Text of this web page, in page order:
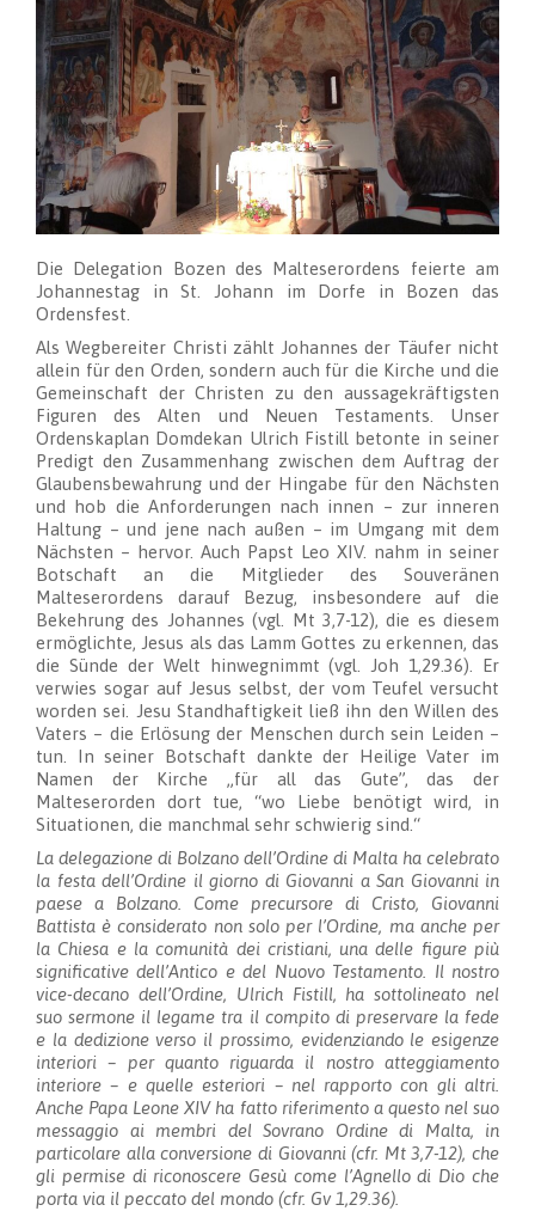
Die Delegation Bozen des Malteserordens feierte am
Johannestag in St. Johann im Dorfe in Bozen das
Ordensfest.
Als Wegbereiter Christi zählt Johannes der Täufer nicht
allein für den Orden, sondern auch für die Kirche und die
Gemeinschaft der Christen zu den aussagekräftigsten
Figuren des Alten und Neuen Testaments. Unser
Ordenskaplan Domdekan Ulrich Fistill betonte in seiner
Predigt den Zusammenhang zwischen dem Auftrag der
Glaubensbewahrung und der Hingabe für den Nächsten
und hob die Anforderungen nach innen – zur inneren
Haltung – und jene nach außen – im Umgang mit dem
Nächsten – hervor. Auch Papst Leo XIV. nahm in seiner
Botschaft an die Mitglieder des Souveränen
Malteserordens darauf Bezug, insbesondere auf die
Bekehrung des Johannes (vgl. Mt 3,7-12), die es diesem
ermöglichte, Jesus als das Lamm Gottes zu erkennen, das
die Sünde der Welt hinwegnimmt (vgl. Joh 1,29.36). Er
verwies sogar auf Jesus selbst, der vom Teufel versucht
worden sei. Jesu Standhaftigkeit ließ ihn den Willen des
Vaters – die Erlösung der Menschen durch sein Leiden –
tun. In seiner Botschaft dankte der Heilige Vater im
Namen der Kirche „für all das Gute”, das der
Malteserorden dort tue, “wo Liebe benötigt wird, in
Situationen, die manchmal sehr schwierig sind.“
La delegazione di Bolzano dell’Ordine di Malta ha celebrato
la festa dell’Ordine il giorno di Giovanni a San Giovanni in
paese a Bolzano. Come precursore di Cristo, Giovanni
Battista è considerato non solo per l’Ordine, ma anche per
la Chiesa e la comunità dei cristiani, una delle figure più
significative dell’Antico e del Nuovo Testamento. Il nostro
vice-decano dell’Ordine, Ulrich Fistill, ha sottolineato nel
suo sermone il legame tra il compito di preservare la fede
e la dedizione verso il prossimo, evidenziando le esigenze
interiori – per quanto riguarda il nostro atteggiamento
interiore – e quelle esteriori – nel rapporto con gli altri.
Anche Papa Leone XIV ha fatto riferimento a questo nel suo
messaggio ai membri del Sovrano Ordine di Malta, in
particolare alla conversione di Giovanni (cfr. Mt 3,7-12), che
gli permise di riconoscere Gesù come l’Agnello di Dio che
porta via il peccato del mondo (cfr. Gv 1,29.36).